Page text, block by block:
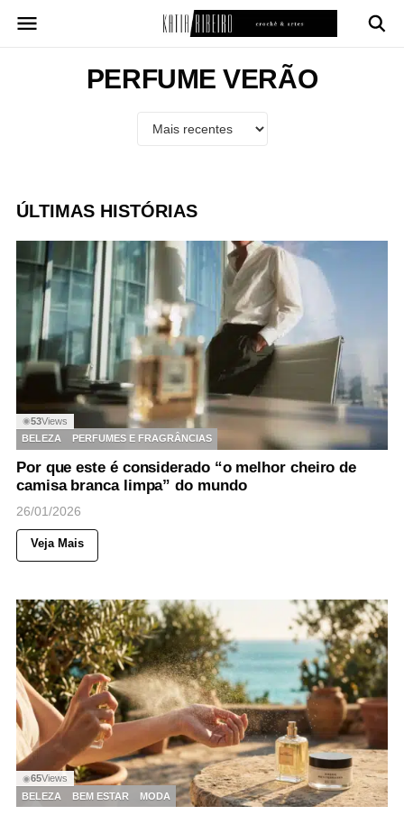
para
PERFUME VERÃO
ÚLTIMAS HISTÓRIAS
◉53Views
BELEZA
PERFUMES E FRAGRÂNCIAS
Por que este é considerado “o melhor cheiro de
camisa branca limpa” do mundo
26/01/2026
Veja Mais
◉65Views
BELEZA
BEM ESTAR MODA